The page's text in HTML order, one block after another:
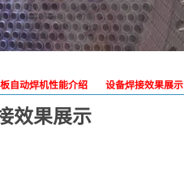
自动焊机性能介绍 设备焊接效果展示
效果展示